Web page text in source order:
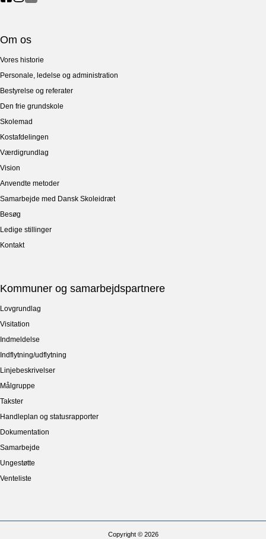
Om os
Vores historie
Personale, ledelse og administration
Bestyrelse og referater
Den frie grundskole
Skolemad
Kostafdelingen
Værdigrundlag
Vision
Anvendte metoder
Samarbejde med Dansk Skoleidræt
Besøg
Ledige stillinger
Kontakt
Kommuner og samarbejdspartnere
Lovgrundlag
Visitation
Indmeldelse
Indflytning/udflytning
Linjebeskrivelser
Målgruppe
Takster
Handleplan og statusrapporter
Dokumentation
Samarbejde
Ungestøtte
Venteliste
Copyright © 2026